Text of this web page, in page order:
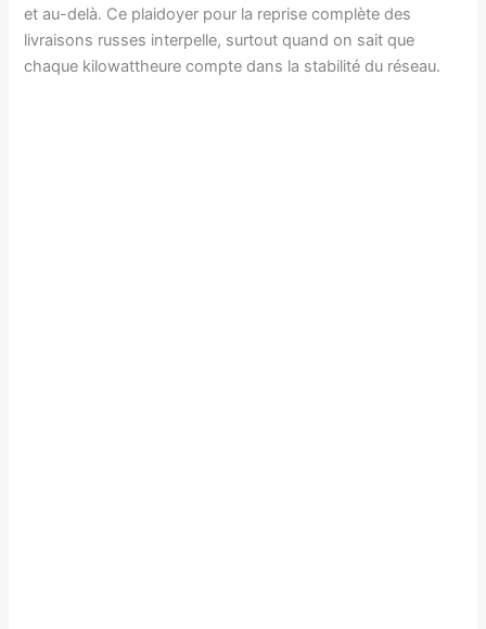
et au-delà. Ce plaidoyer pour la reprise complète des
livraisons russes interpelle, surtout quand on sait que
chaque kilowattheure compte dans la stabilité du réseau.